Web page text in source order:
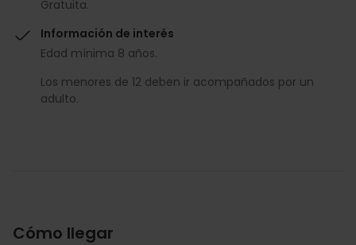
Gratuita.
Información de interés
Edad mínima 8 años.
Los menores de 12 deben ir acompañados por un
adulto.
Cómo llegar